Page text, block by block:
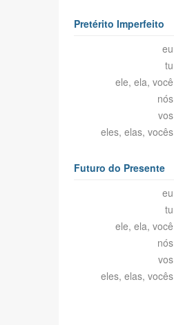
Pretérito Imperfeito
eu
tu
ele, ela, você
nós
vos
eles, elas, vocês
Futuro do Presente
eu
tu
ele, ela, você
nós
vos
eles, elas, vocês